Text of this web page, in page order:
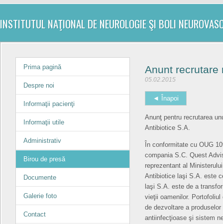
INSTITUTUL NAŢIONAL DE NEUROLOGIE ŞI BOLI
Prima pagină
Despre noi
Informaţii pacienţi
Informaţii utile
Administrativ
Birou de presă
Documente
Galerie foto
Contact
Anunt recrutare
05.02.2015
◄ Înapoi
Anunţ pentru recrutarea
Antibiotice S.A.
În conformitate cu OUG
compania S.C. Quest
reprezentant al
Antibiotice laşi S.A. este
laşi S.A. este de a
vieţii oamenilor.
de dezvoltare a
antiinfecţioase şi sistem